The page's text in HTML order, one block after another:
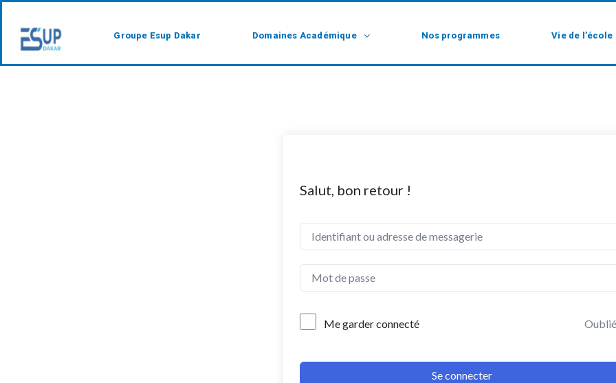
Groupe Esup Dakar Domaines Académique Nos programmes Vie de l’école
Salut, bon retour !
Me garder connecté
Se connecter